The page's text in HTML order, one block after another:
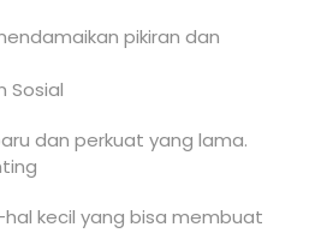
pikiran dan
Sosial
dan perkuat yang lama.
kecil yang bisa membuat